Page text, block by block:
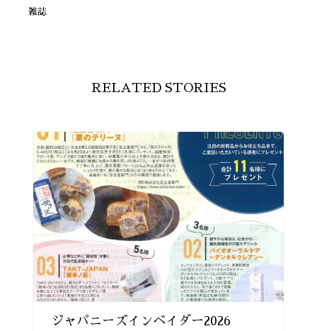
雑誌
RELATED STORIES
ジャパニーズインベイダー2026